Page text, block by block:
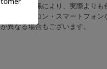
※照明の関係により、実際よりも
※またパソコン・スマートフォ
が異なる場合もございます。